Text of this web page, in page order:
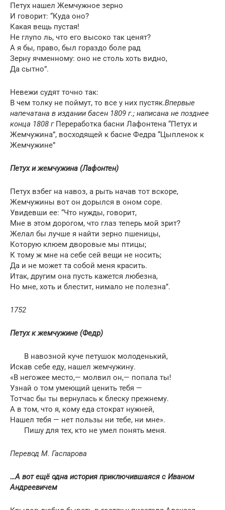
Петух нашел Жемчужное зерно
И говорит: “Куда оно?
Какая вещь пустая!
Не глупо ль, что его высоко так ценят?
А я бы, право, был гораздо боле рад
Зерну ячменному: оно не столь хоть видно,
Да сытно”.
Невежи судят точно так:
В чем толку не поймут, то все у них пустяк.Впервые
напечатана в издании басен 1809 г.; написана не позднее
конца 1808 гПереработка басни Лафонтена “Петух и
Жемчужина”, восходящей к басне Федра “Цыпленок к
Жемчужине”
Петух и жемчужина (Лафонтен)
Петух взбег на навоз, а рыть начав тот вскоре,
Жемчужины вот он дорылся в оном соре.
Увидевши ее: “Что нужды, говорит,
Мне в этом дорогом, что глаз теперь мой зрит?
Желал бы лучше я найти зерно пшеницы,
Которую клюем дворовые мы птицы;
К тому ж мне на себе сей вещи не носить;
Да и не может та собой меня красить.
Итак, другим она пусть кажется любезна,
Но мне, хоть и блестит, нимало не полезна”.
1752
Петух к жемчужине (Федр)
В навозной куче петушок молоденький,
Искав себе еду, нашел жемчужину.
«В негожее место,— молвил он,— попала ты!
Узнай о том умеющий ценить тебя —
Тотчас бы ты вернулась к блеску прежнему.
А в том, что я, кому еда стократ нужней,
Нашел тебя — нет пользы ни тебе, ни мне».
Пишу для тех, кто не умел понять меня.
Перевод М. Гаспарова
…А вот ещё одна история приключившаяся с Иваном
Андреевичем